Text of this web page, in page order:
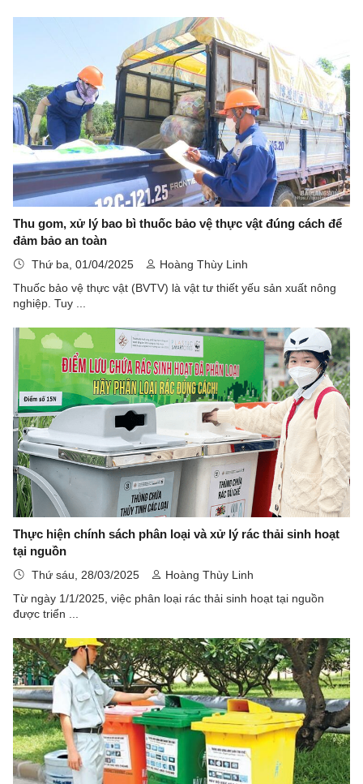
Thu gom, xử lý bao bì thuốc bảo vệ thực vật đúng cách để
đảm bảo an toàn
Thứ ba, 01/04/2025
Hoàng Thùy Linh
Thuốc bảo vệ thực vật (BVTV) là vật tư thiết yếu sản xuất nông
nghiệp. Tuy ...
Thực hiện chính sách phân loại và xử lý rác thải sinh hoạt
tại nguồn
Thứ sáu, 28/03/2025
Hoàng Thùy Linh
Từ ngày 1/1/2025, việc phân loại rác thải sinh hoạt tại nguồn
được triển ...